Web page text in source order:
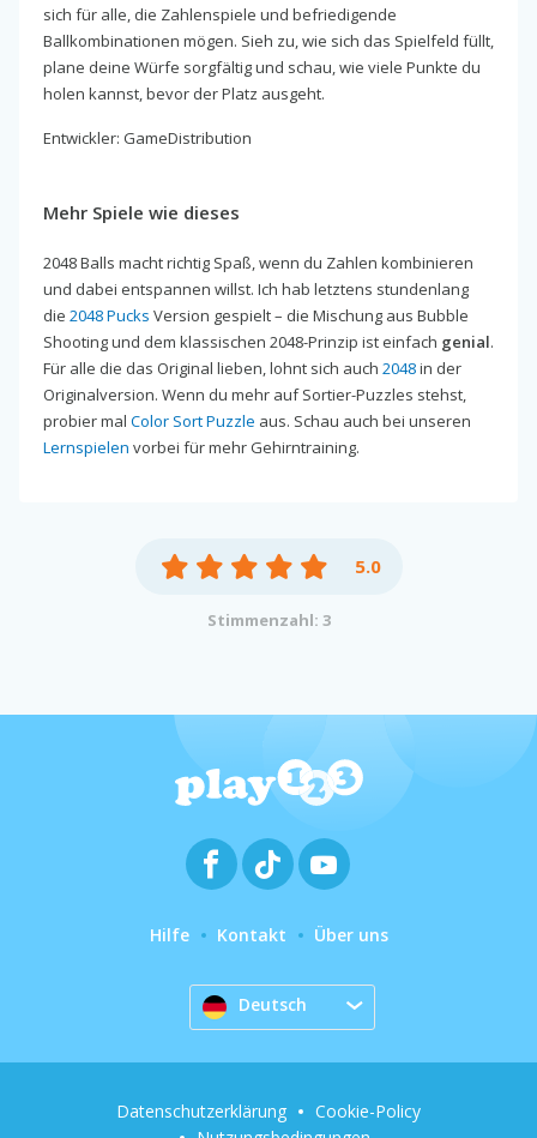
sich für alle, die Zahlenspiele und befriedigende
Ballkombinationen mögen. Sieh zu, wie sich das Spielfeld füllt,
plane deine Würfe sorgfältig und schau, wie viele Punkte du
holen kannst, bevor der Platz ausgeht.
Entwickler: GameDistribution
Mehr Spiele wie dieses
2048 Balls macht richtig Spaß, wenn du Zahlen kombinieren
und dabei entspannen willst. Ich hab letztens stundenlang
die 2048 Pucks Version gespielt – die Mischung aus Bubble
Shooting und dem klassischen 2048-Prinzip ist einfach genial.
Für alle die das Original lieben, lohnt sich auch 2048in der
Originalversion. Wenn du mehr auf Sortier-Puzzles stehst,
probier mal Color Sort Puzzle aus. Schau auch bei unseren
Lernspielen vorbei für mehr Gehirntraining.
5.0
Stimmenzahl: 3
Hilfe Kontakt Über uns
Deutsch
Datenschutzerklärung
Cookie-Policy